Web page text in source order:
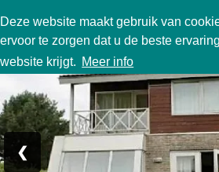
Deze website maakt gebruik van
ervoor te zorgen dat u de beste
website krijgt. Meer info
Karperbungalow
Foto 1/27
❮